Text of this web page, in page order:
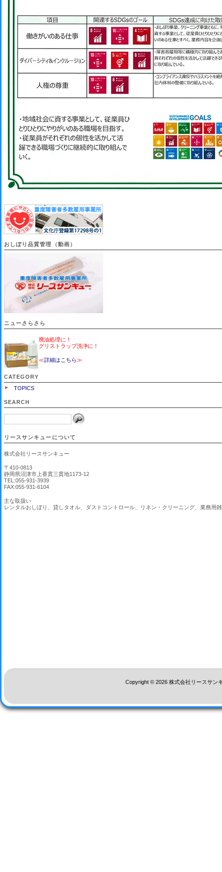
おしぼり品質管理（動画）
ニューさらさら
廃油処理に！
グリストラップ洗浄に！
≪詳細はこちら≫
CATEGORY
TOPICS
SEARCH
リースサンキューについて
株式会社リースサンキュー
〒410-0813
静岡県沼津市上香貫三貫地1173-12
TEL:055-931-3939
FAX:055-931-6104
主な取扱い
レンタルおしぼり、貸しタオル、ダストコントロール、リネン・クリーニング、業務用
Copyright © 2026 株式会社リースサン